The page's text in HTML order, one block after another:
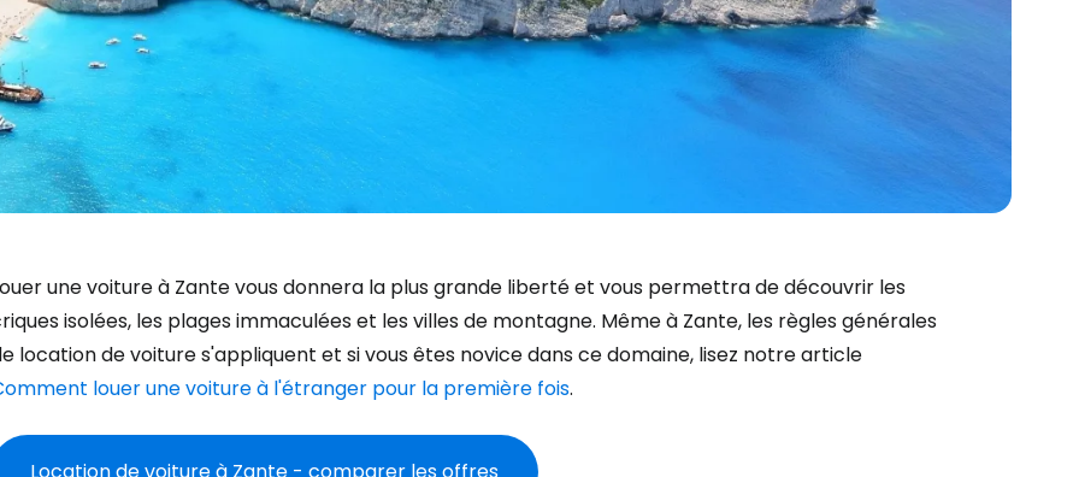
une voiture à Zante vous donnera la plus grande liberté et vous permettra de découvrir les
isolées, les plages immaculées et les villes de montagne. Même à Zante, les règles générales
location de voiture s'appliquent et si vous êtes novice dans ce domaine, lisez notre article
louer une voiture à l'étranger pour la première fois.